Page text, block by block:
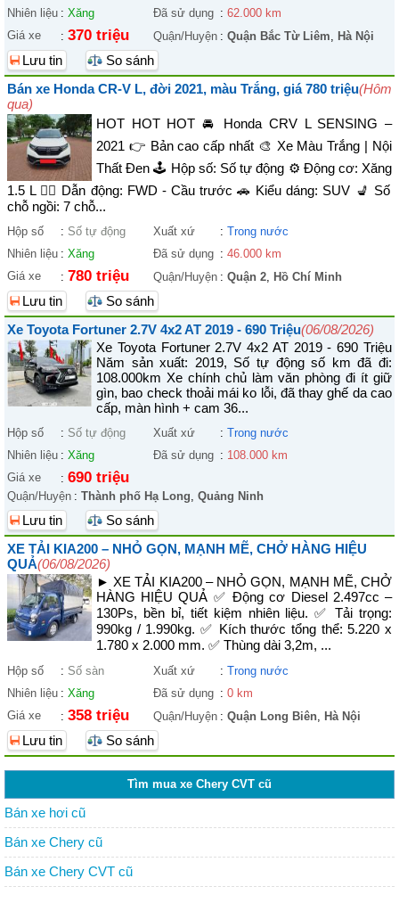
Nhiên liệu : Xăng Đã sử dụng : 62.000 km
Giá xe
: 370 triệu Quận/Huyện : Quận Bắc Từ Liêm, Hà Nội
Lưu tin
So sánh
Bán xe Honda CR-V L, đời 2021, màu Trắng, giá 780 triệu(Hôm
qua)
HOT HOT HOT 🚘 Honda CRV L SENSING –
2021 👉 Bản cao cấp nhất 🎨 Xe Màu Trắng | Nội
Thất Đen 🕹️ Hộp số: Số tự động ⚙️ Động cơ: Xăng
1.5 L 🚴‍♀️ Dẫn động: FWD - Cầu trước 🚗 Kiểu dáng: SUV 💺 Số
chỗ ngồi: 7 chỗ...
Hộp số : Số tự động Xuất xứ : Trong nước
Nhiên liệu : Xăng Đã sử dụng : 46.000 km
Giá xe
: 780 triệu Quận/Huyện : Quận 2, Hồ Chí Minh
Lưu tin
So sánh
Xe Toyota Fortuner 2.7V 4x2 AT 2019 - 690 Triệu(06/08/2026)
Xe Toyota Fortuner 2.7V 4x2 AT 2019 - 690 Triệu
Năm sản xuất: 2019, Số tự động số km đã đi:
108.000km Xe chính chủ làm văn phòng đi ít giữ
gìn, bao check thoải mái ko lỗi, đã thay ghế da cao
cấp, màn hình + cam 36...
Hộp số : Số tự động Xuất xứ : Trong nước
Nhiên liệu : Xăng Đã sử dụng : 108.000 km
Giá xe
: 690 triệu
Quận/Huyện : Thành phố Hạ Long, Quảng Ninh
Lưu tin
So sánh
XE TẢI KIA200 – NHỎ GỌN, MẠNH MẼ, CHỞ HÀNG HIỆU
QUẢ(06/08/2026)
► XE TẢI KIA200 – NHỎ GỌN, MẠNH MẼ, CHỞ
HÀNG HIỆU QUẢ ✅ Động cơ Diesel 2.497cc –
130Ps, bền bỉ, tiết kiệm nhiên liệu. ✅ Tải trọng:
990kg / 1.990kg. ✅ Kích thước tổng thể: 5.220 x
1.780 x 2.000 mm. ✅ Thùng dài 3,2m, ...
Hộp số : Số sàn Xuất xứ : Trong nước
Nhiên liệu : Xăng Đã sử dụng : 0 km
Giá xe
: 358 triệu Quận/Huyện : Quận Long Biên, Hà Nội
Lưu tin So sánh
Tìm mua xe Chery CVT cũ
Bán xe hơi cũ
Bán xe Chery cũ
Bán xe Chery CVT cũ